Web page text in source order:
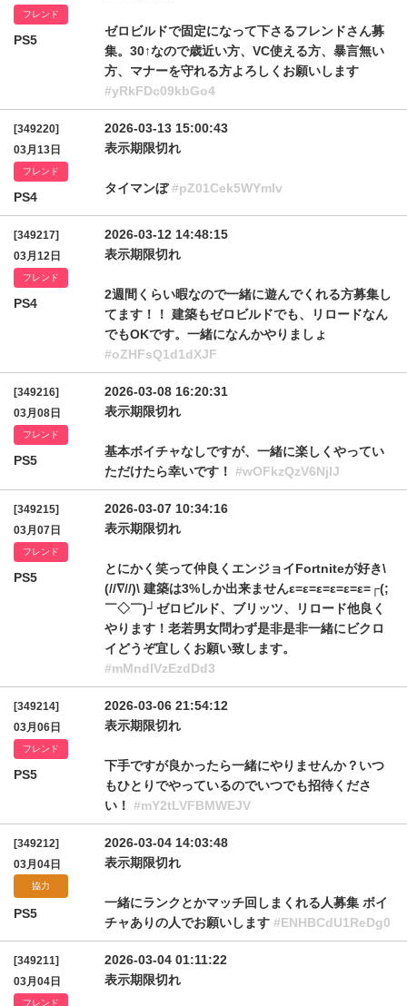
フレンド
PS5
ゼロビルドで固定になって下さるフレンドさん募
集。30↑なので歳近い方、VC使える方、暴言無い
方、マナーを守れる方よろしくお願いします
#yRkFDc09kbGo4
[349220]
03月13日
フレンド
PS4
2026-03-13 15:00:43
表示期限切れ
タイマンぼ#pZ01Cek5WYmlv
[349217]
03月12日
フレンド
PS4
2026-03-12 14:48:15
表示期限切れ
2週間くらい暇なので一緒に遊んでくれる方募集し
てます！！ 建築もゼロビルドでも、リロードなん
でもOKです。一緒になんかやりましょ
#oZHFsQ1d1dXJF
[349216]
03月08日
フレンド
PS5
2026-03-08 16:20:31
表示期限切れ
基本ボイチャなしですが、一緒に楽しくやってい
ただけたら幸いです！ #wOFkzQzV6NjlJ
[349215]
03月07日
フレンド
PS5
2026-03-07 10:34:16
表示期限切れ
とにかく笑って仲良くエンジョイFortniteが好き\
(//∇//)\ 建築は3%しか出来ませんε=ε=ε=ε=ε=ε=┌(;
￣◇￣)┘ゼロビルド、ブリッツ、リロード他良く
やります！老若男女問わず是非是非一緒にビクロ
イどうぞ宜しくお願い致します。
#mMndIVzEzdDd3
[349214]
03月06日
フレンド
PS5
2026-03-06 21:54:12
表示期限切れ
下手ですが良かったら一緒にやりませんか？いつ
もひとりでやっているのでいつでも招待くださ
い！ #mY2tLVFBMWEJV
[349212]
03月04日
協力
PS5
2026-03-04 14:03:48
表示期限切れ
一緒にランクとかマッチ回しまくれる人募集 ボイ
チャありの人でお願いします #ENHBCdU1ReDg0
[349211]
03月04日
フレンド
2026-03-04 01:11:22
表示期限切れ